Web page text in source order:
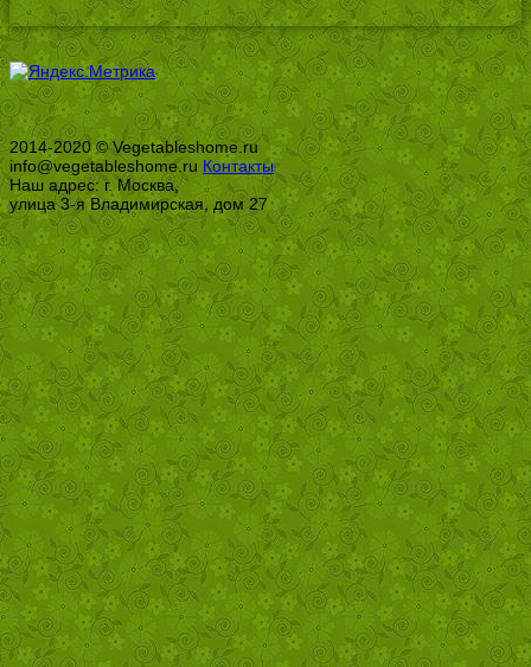
2014-2020 © Vegetableshome.ru
info@vegetableshome.ru Контакты
Наш адрес: г. Москва,
улица 3-я Владимирская, дом 27